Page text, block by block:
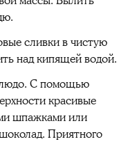
сливки в чистую
над кипящей водой.
С помощью
красивые
шпажками или
Приятного